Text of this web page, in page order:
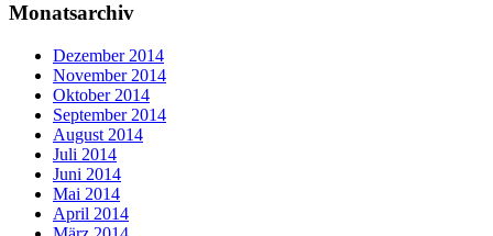
Monatsarchiv
Dezember 2014
November 2014
Oktober 2014
September 2014
August 2014
Juli 2014
Juni 2014
Mai 2014
April 2014